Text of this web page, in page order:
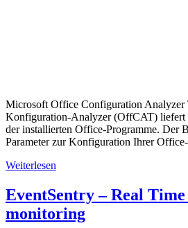
Microsoft Office Configuration
Konfiguration-Analyzer (OffCAT) liefert
der installierten Office-Programme. Der
Parameter zur Konfiguration Ihrer
Weiterlesen
EventSentry – Real
monitoring